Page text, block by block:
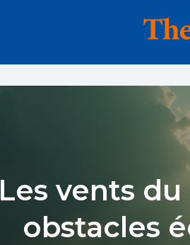
Les vents
obstacles